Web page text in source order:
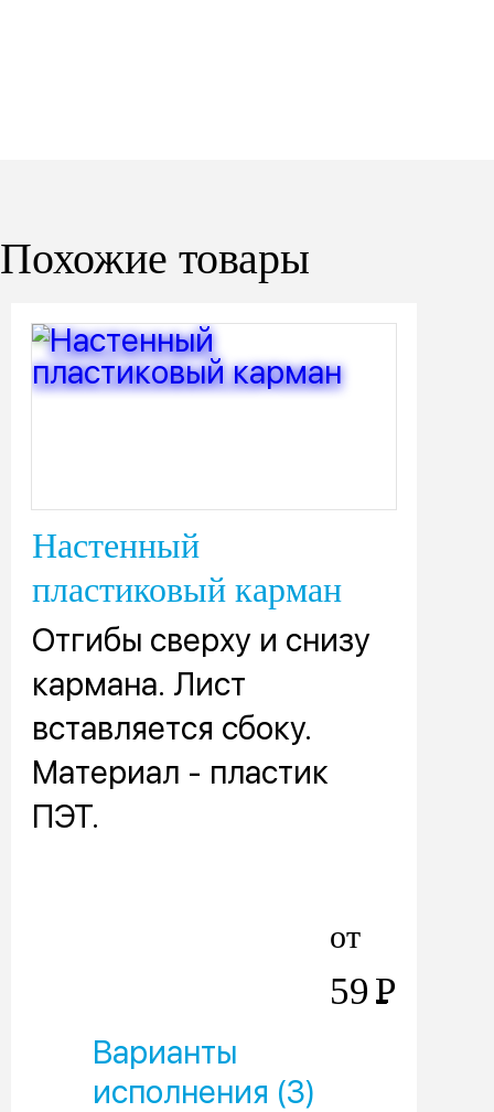
Похожие товары
Настенный
пластиковый карман
Отгибы сверху и снизу
кармана. Лист
вставляется сбоку.
Материал - пластик
ПЭТ.
от
59 Р
Варианты
исполнения (3)